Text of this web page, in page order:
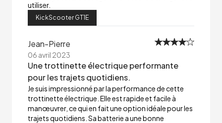
utiliser.
KickScooter GT1E
Jean-Pierre
06 avril 2023
Une trottinette électrique performante
pour les trajets quotidiens.
Je suis impressionné par la performance de cette
trottinette électrique. Elle est rapide et facile à
manœuvrer, ce qui en fait une option idéale pour les
trajets quotidiens. Sa batterie a une bonne